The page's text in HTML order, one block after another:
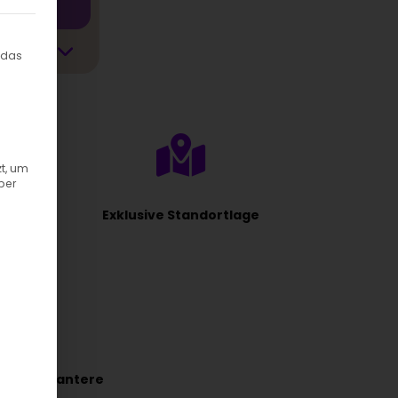
Exklusive Standortlage
elegantere
kann. Die erste Service-Gruppe ist essenziell und kann
um